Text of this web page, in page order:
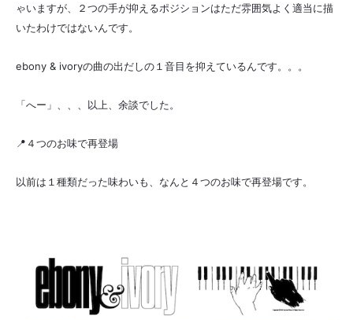
ゃいますが、２つの手が抑えるポジションはただ雰囲気よく適当に描
いたわけではないんです。
ebony & ivoryの曲の出だしの１音目を抑えているんです。。。
「へー」、、、以上、余談でした。
📍４つのお味で再登場
以前は１種類だった味わいも、なんと４つのお味で再登場です。